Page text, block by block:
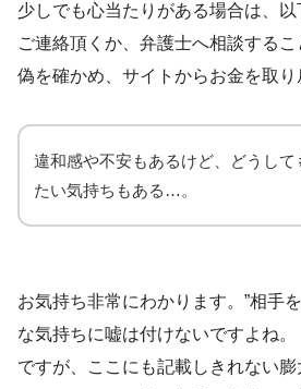
少しでも心当たりがある場合は、
ご連絡頂くか、 弁護士へ相談するこ
偽を確かめ、サイトからお金を取り
違和感や不安もあるけど、どうして
たい気持ちもある…。
お気持ち非常にわかります。”相手
な気持ちに嘘は付けないですよね。
ですが、ここにも記載しきれない